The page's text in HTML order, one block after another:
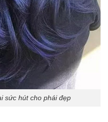
sức hút cho phái đẹp